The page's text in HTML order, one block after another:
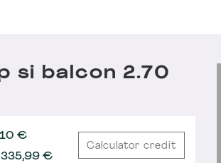
si balcon 2.70
€
335,99 €
Calculator credit